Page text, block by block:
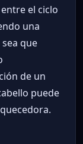
el ciclo
una
que
de un
puede